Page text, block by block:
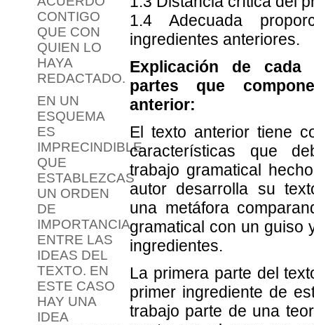
CONTIGO
QUE CON
QUIEN LO
HAYA
REDACTADO.
EN UN
ESQUEMA
ES
IMPRECINDIBLE
QUE
ESTABLEZCAS
UN ORDEN
DE
IMPORTANCIA
ENTRE LAS
IDEAS DEL
TEXTO. EN
ESTE CASO
HAY UNA
IDEA
1.4 Adecuada
ingredientes anteriores.
Explicación de
partes que
anterior:
El texto anterior tiene
características que
trabajo gramatical
autor desarrolla su
una metáfora
gramatical con un guiso
ingredientes.
La primera parte del
primer ingrediente de
trabajo parte de una